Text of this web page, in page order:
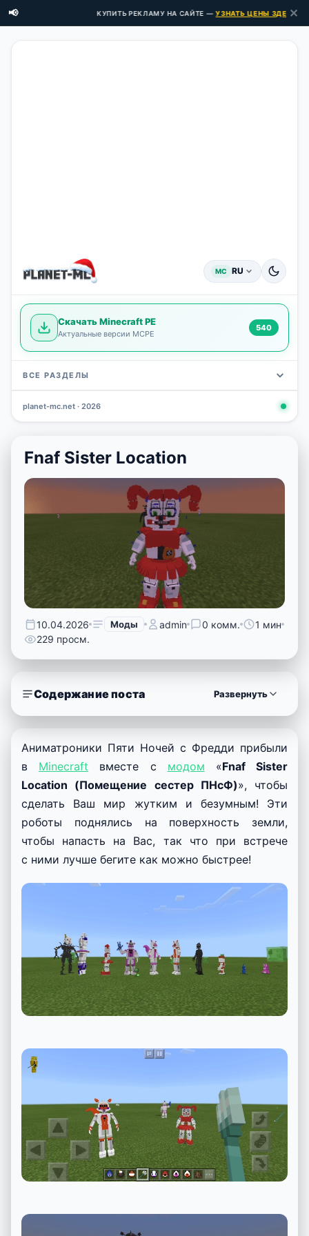
📢 КУПИТЬ РЕКЛАМУ НА САЙТЕ —УЗНАТЬ ЦЕНЫ ЗДЕСЬ → ✕
MC RU
Скачать Minecraft PE
Актуальные версии MCPE
540
ВСЕ РАЗДЕЛЫ
planet-mc.net · 2026
Fnaf Sister Location
10.04.2026 Моды admin 0 комм.
1 мин
229 просм.
Содержание поста Развернуть
Аниматроники Пяти Ночей с Фредди прибыли
в Minecraft вместе с модом «Fnaf Sister
Location (Помещение сестер ПНсФ)», чтобы
сделать Ваш мир жутким и безумным! Эти
роботы поднялись на поверхность земли,
чтобы напасть на Вас, так что при встрече
с ними лучше бегите как можно быстрее!